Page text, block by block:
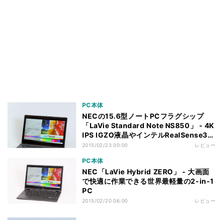
PC本体
NECの15.6型ノートPCフラグシップ
「LaVie Standard Note NS850」 - 4K
IPS IGZO液晶やインテルRealSense3D
カメラを搭載
2015/02/23 00:00 レビュー
PC本体
NEC「LaVie Hybrid ZERO」 - 大画面
で快適に作業できる世界最軽量の2-in-1
PC
2015/02/20 06:00 レビュー